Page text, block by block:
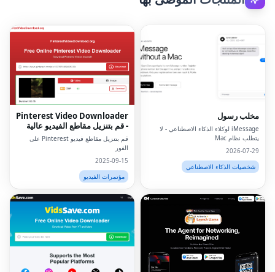
مخلب رسول
iMessage لوكلاء الذكاء الاصطناعي - لا
يتطلب نظام Mac
2026-07-29
شخصيات الذكاء الاصطناعي
Pinterest Video Downloader
- قم بتنزيل مقاطع الفيديو عالية
الدقة على الإنترنت
قم بتنزيل مقاطع فيديو Pinterest على
الفور
2025-09-15
مؤتمرات الفيديو